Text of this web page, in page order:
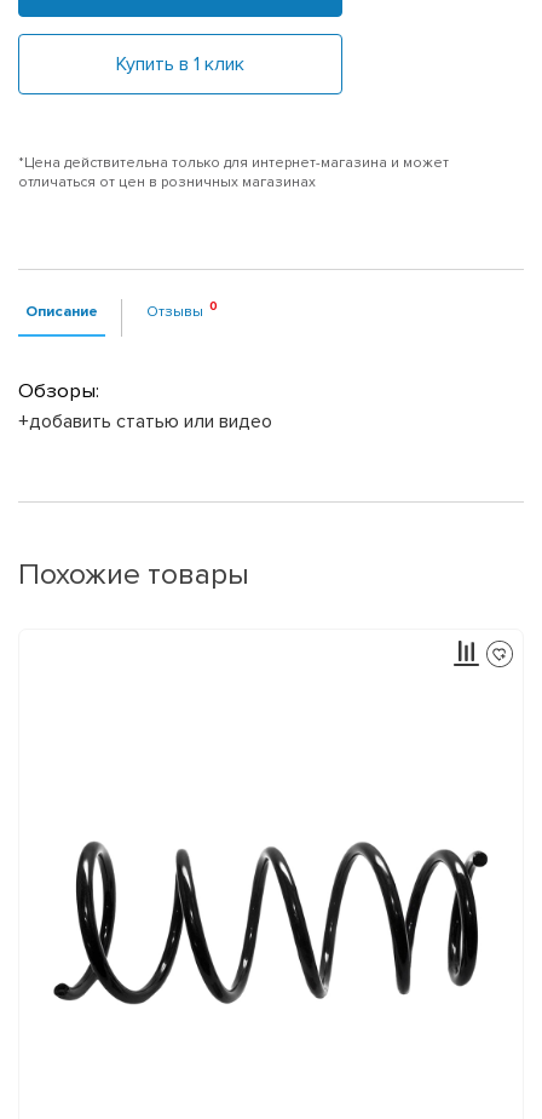
Купить в 1 клик
*Цена действительна только для интернет-магазина и может
отличаться от цен в розничных магазинах
Описание Отзывы
Обзоры:
+добавить статью или видео
Похожие товары